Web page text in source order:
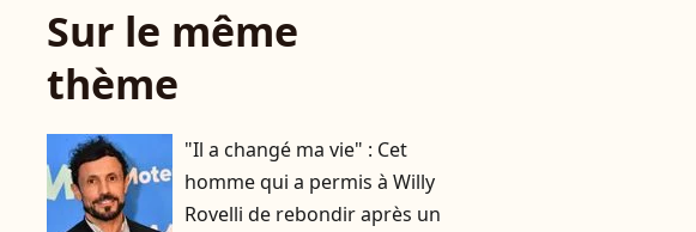
Sur le même
thème
"Il a changé ma vie" : Cet
homme qui a permis à Willy
Rovelli de rebondir après un